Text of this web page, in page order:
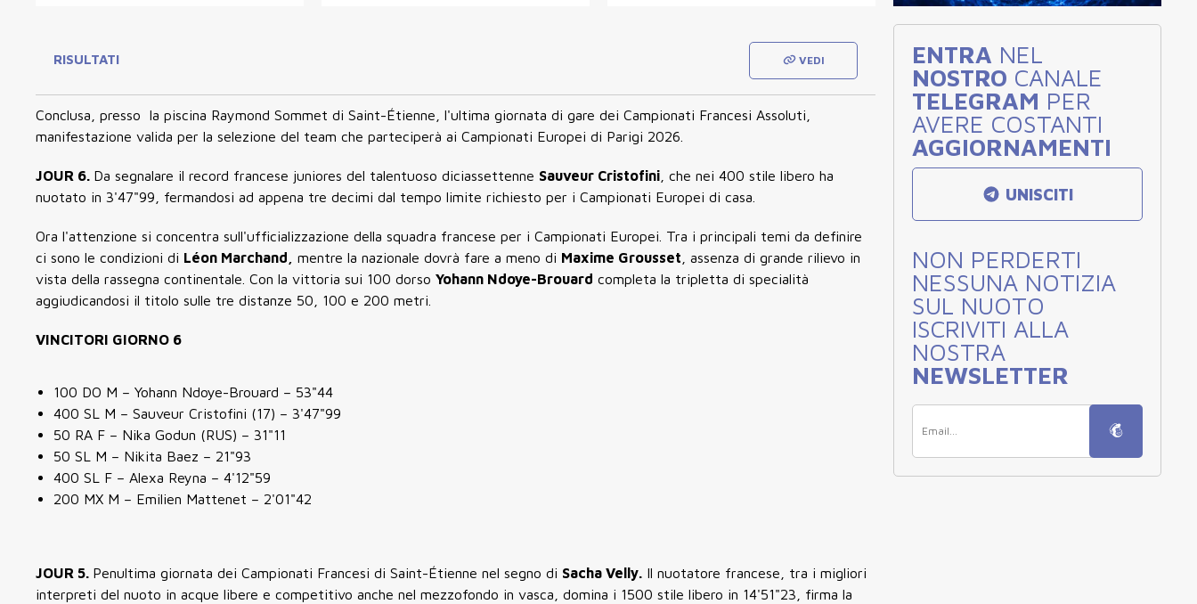
RISULTATI VEDI
Conclusa, presso la piscina Raymond Sommet di Saint-Étienne, l'ultima giornata di gare dei Campionati Francesi Assoluti,
manifestazione valida per la selezione del team che parteciperà ai Campionati Europei di Parigi 2026.
JOUR 6. Da segnalare il record francese juniores del talentuoso diciassettenne Sauveur Cristofini , che nei 400 stile libero ha
nuotato in 3'47"99, fermandosi ad appena tre decimi dal tempo limite richiesto per i Campionati Europei di casa.
Ora l'attenzione si concentra sull'ufficializzazione della squadra francese per i Campionati Europei. Tra i principali temi da definire
ci sono le condizioni di Léon Marchand, mentre la nazionale dovrà fare a meno di Maxime Grousset , assenza di grande rilievo in
vista della rassegna continentale. Con la vittoria sui 100 dorso Yohann Ndoye-Brouard completa la tripletta di specialità
aggiudicandosi il titolo sulle tre distanze 50, 100 e 200 metri.
VINCITORI GIORNO 6
100 DO M – Yohann Ndoye-Brouard – 53"44
400 SL M – Sauveur Cristofini (17) – 3'47"99
50 RA F – Nika Godun (RUS) – 31"11
50 SL M – Nikita Baez – 21"93
400 SL F – Alexa Reyna – 4'12"59
200 MX M – Emilien Mattenet – 2'01"42
JOUR 5. Penultima giornata dei Campionati Francesi di Saint-Étienne nel segno di Sacha Velly. Il nuotatore francese, tra i migliori
interpreti del nuoto in acque libere e competitivo anche nel mezzofondo in vasca, domina i 1500 stile libero in 14'51"23, firma la
ENTRA NEL
NOSTRO CANALE
TELEGRAM PER
AVERE COSTANTI
AGGIORNAMENTI
UNISCITI
NON PERDERTI
NESSUNA NOTIZIA
SUL NUOTO
ISCRIVITI ALLA
NOSTRA
NEWSLETTER